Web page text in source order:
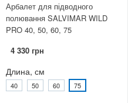
Арбалет для підводного
полювання SALVIMAR WILD
PRO 40, 50, 60, 75
4 330 грн
Длина, см
40 50 60 75